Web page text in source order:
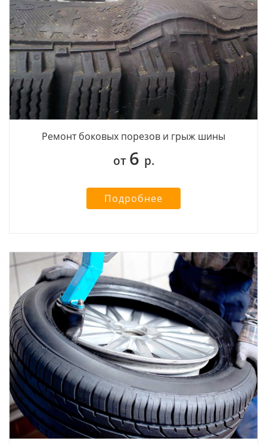
Ремонт боковых порезов и грыж шины
от 6 р.
Подробнее